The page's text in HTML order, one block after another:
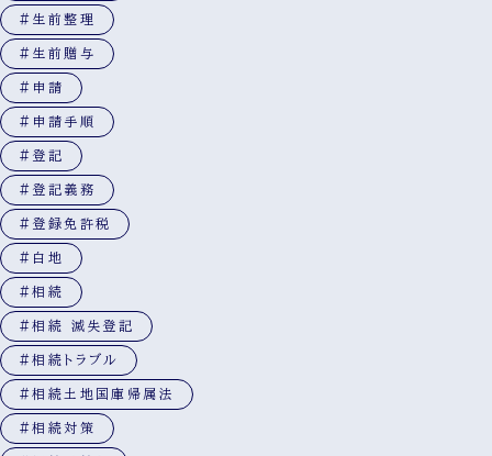
#生前整理
#生前贈与
#申請
#申請手順
#登記
#登記義務
#登録免許税
#白地
#相続
#相続 滅失登記
#相続トラブル
#相続土地国庫帰属法
#相続対策